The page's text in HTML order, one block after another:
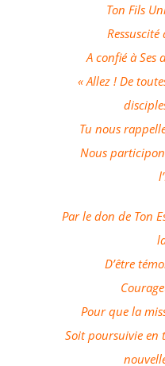
Ton Fils
A confié à Ses
« Allez ! De
Tu nous
Nous
Par le don de Ton
D’être
Pour que la
Soit poursuivie en